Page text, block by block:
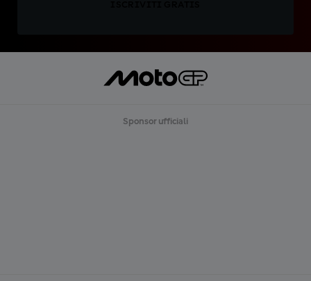
Sponsor ufficiali